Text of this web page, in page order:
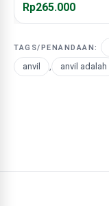
Rp265.000
TAGS/PENANDAAN:
anvil
, anvil adalah